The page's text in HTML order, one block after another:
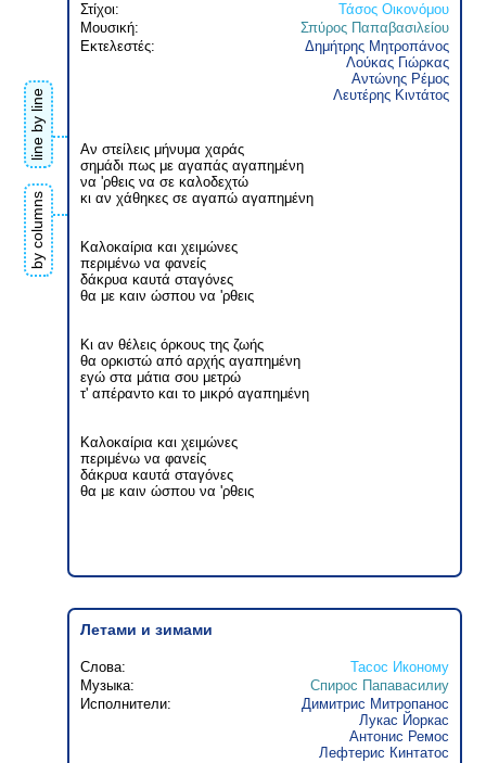
line by line
by columns
Στίχοι:
Τάσος Οικονόμου
Μουσική:
Σπύρος Παπαβασιλείου
Εκτελεστές:
Δημήτρης Μητροπάνος
Λούκας Γιώρκας
Αντώνης Ρέμος
Λευτέρης Κιντάτος
Αν στείλεις μήνυμα χαράς
σημάδι πως με αγαπάς αγαπημένη
να 'ρθεις να σε καλοδεχτώ
κι αν χάθηκες σε αγαπώ αγαπημένη
Καλοκαίρια και χειμώνες
περιμένω να φανείς
δάκρυα καυτά σταγόνες
θα με καιν ώσπου να 'ρθεις
Κι αν θέλεις όρκους της ζωής
θα ορκιστώ από αρχής αγαπημένη
εγώ στα μάτια σου μετρώ
τ' απέραντο και το μικρό αγαπημένη
Καλοκαίρια και χειμώνες
περιμένω να φανείς
δάκρυα καυτά σταγόνες
θα με καιν ώσπου να 'ρθεις
Летами и зимами
Слова:
Тасос Иконому
Музыка:
Спирос Папавасилиу
Исполнители:
Димитрис Митропанос
Лукас Йоркас
Антонис Ремос
Лефтерис Кинтатос